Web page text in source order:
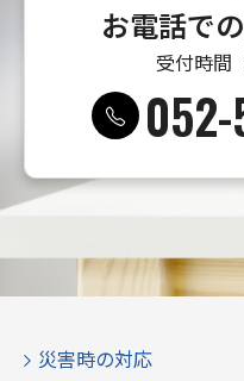
お電話で
受付時間
052-
災害時の対応